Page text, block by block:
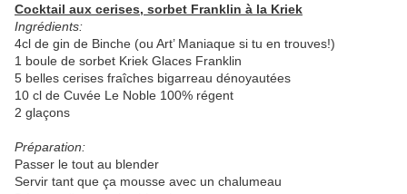
Cocktail aux cerises, sorbet Franklin à la Kriek
Ingrédients:
4cl de gin de Binche (ou Art’ Maniaque si tu en trouves!)
1 boule de sorbet Kriek Glaces Franklin
5 belles cerises fraîches bigarreau dénoyautées
10 cl de Cuvée Le Noble 100% régent
2 glaçons
Préparation:
Passer le tout au blender
Servir tant que ça mousse avec un chalumeau